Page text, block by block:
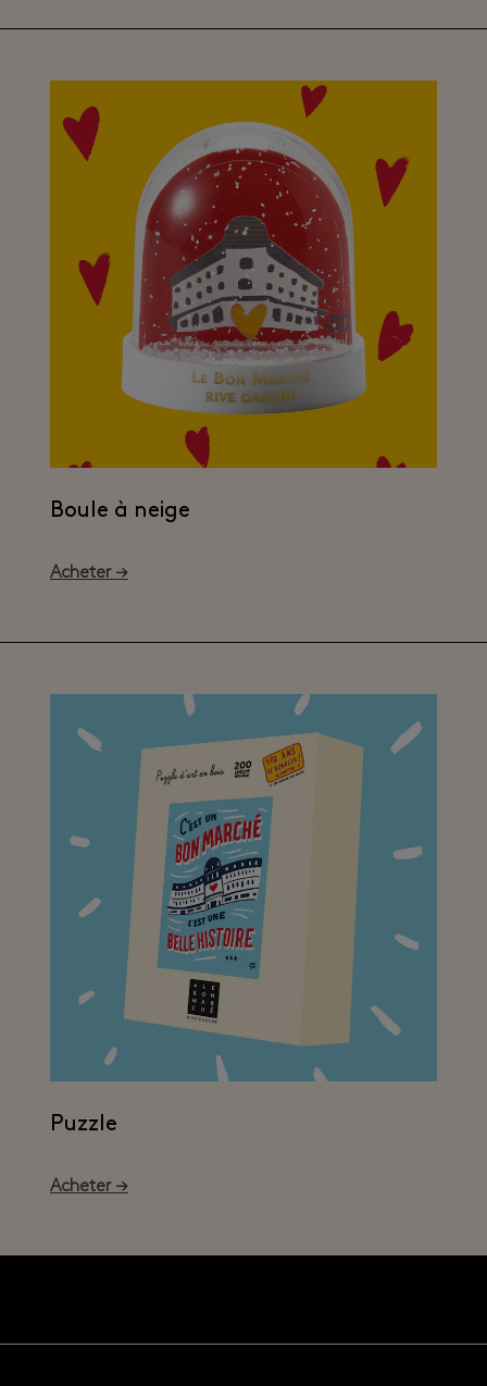
Boule à neige
Acheter →
Puzzle
Acheter →